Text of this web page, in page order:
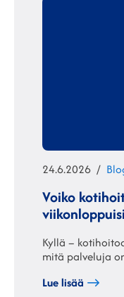
Julkaistu
24.6.2026
Voiko
Kyllä –
mitä palveluja
Lue lisää